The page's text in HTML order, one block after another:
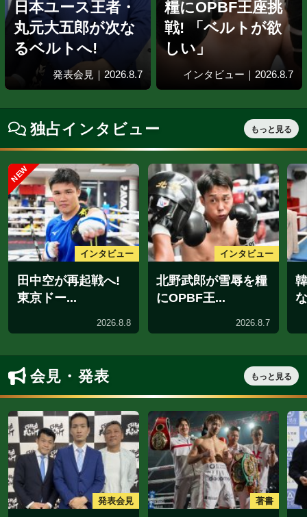
タイで躍動! 花田
颯と政所椋が
OPBFシルバー王
座戦!
海外試合結果｜2026.8.7
中川健太が
誕生日にタ
戦!
海外試合結果
日本ユース王者・
丸元大五郎が次な
るベルトへ!
発表会見｜2026.8.7
北野武郎が
糧にOPBF
戦! 「ベルト
しい」
インタビュー